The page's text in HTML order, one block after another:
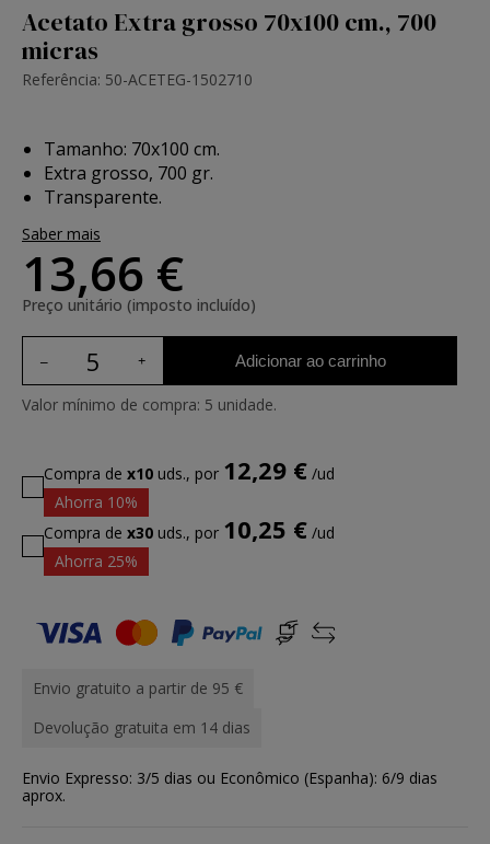
Acetato Extra grosso 70x100 cm., 700
micras
Referência: 50-ACETEG-1502710
Tamanho: 70x100 cm.
Extra grosso, 700 gr.
Transparente.
Saber mais
13,66 €
Preço unitário (imposto incluído)
Adicionar ao carrinho
Valor mínimo de compra: 5 unidade.
Compra de x10 uds., por 12,29 € /ud
Ahorra 10%
Compra de x30 uds., por 10,25 € /ud
Ahorra 25%
Envio gratuito a partir de 95 €
Devolução gratuita em 14 dias
Envio Expresso: 3/5 dias ou Econômico (Espanha): 6/9 dias
aprox.